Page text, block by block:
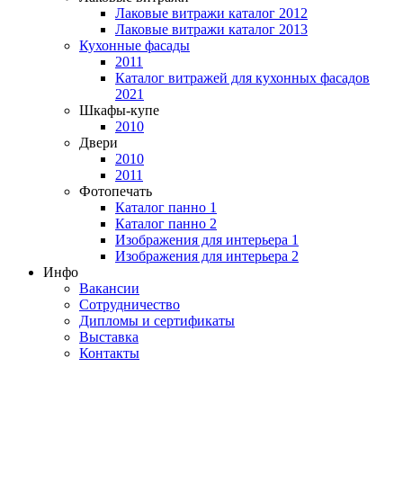
Лаковые витражи каталог 2012
Лаковые витражи каталог 2013
Кухонные фасады
2011
Каталог витражей для кухонных фасадов
2021
Шкафы-купе
2010
Двери
2010
2011
Фотопечать
Каталог панно 1
Каталог панно 2
Изображения для интерьера 1
Изображения для интерьера 2
Инфо
Вакансии
Сотрудничество
Дипломы и сертификаты
Выставка
Контакты